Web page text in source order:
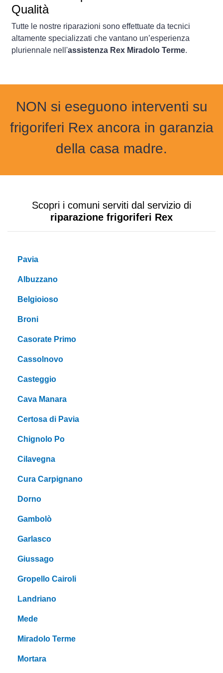
Qualità
Tutte le nostre riparazioni sono effettuate da tecnici
altamente specializzati che vantano un’esperienza
pluriennale nell'assistenza Rex Miradolo Terme.
NON si eseguono interventi su
frigoriferi Rex ancora in garanzia
della casa madre.
Scopri i comuni serviti dal servizio di
riparazione frigoriferi Rex
Pavia
Albuzzano
Belgioioso
Broni
Casorate Primo
Cassolnovo
Casteggio
Cava Manara
Certosa di Pavia
Chignolo Po
Cilavegna
Cura Carpignano
Dorno
Gambolò
Garlasco
Giussago
Gropello Cairoli
Landriano
Mede
Miradolo Terme
Mortara